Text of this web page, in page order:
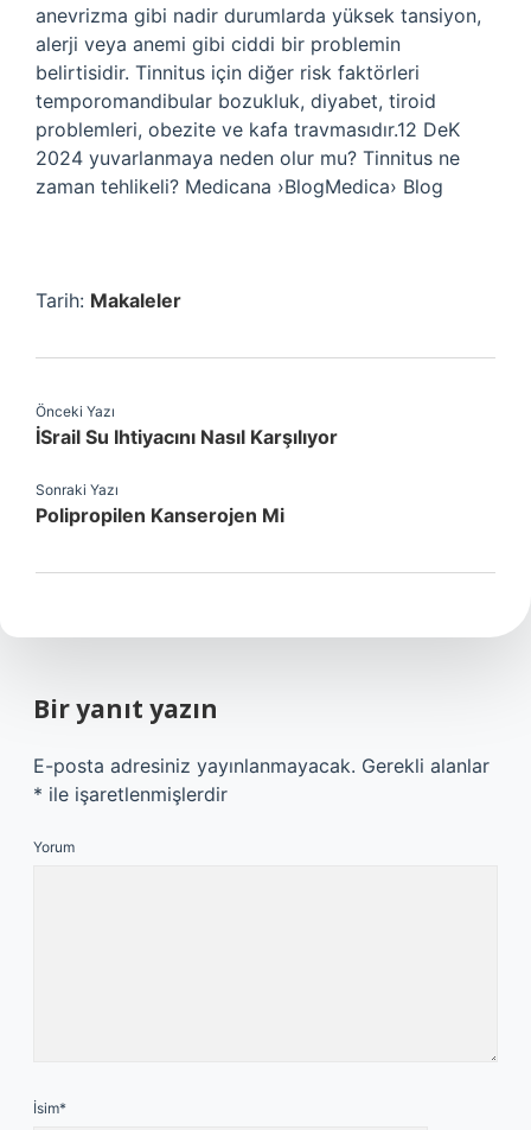
anevrizma gibi nadir durumlarda yüksek tansiyon,
alerji veya anemi gibi ciddi bir problemin
belirtisidir. Tinnitus için diğer risk faktörleri
temporomandibular bozukluk, diyabet, tiroid
problemleri, obezite ve kafa travmasıdır.12 DeK
2024 yuvarlanmaya neden olur mu? Tinnitus ne
zaman tehlikeli? Medicana ›BlogMedica› Blog
Tarih: Makaleler
Önceki Yazı
İSrail Su Ihtiyacını Nasıl Karşılıyor
Sonraki Yazı
Polipropilen Kanserojen Mi
Bir yanıt yazın
E-posta adresiniz yayınlanmayacak. Gerekli alanlar
* ile işaretlenmişlerdir
Yorum
İsim*